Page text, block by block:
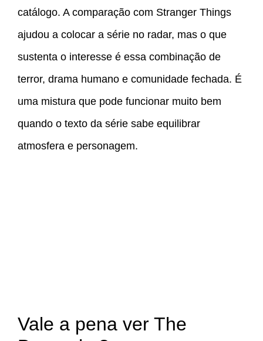
catálogo. A comparação com Stranger Things
ajudou a colocar a série no radar, mas o que
sustenta o interesse é essa combinação de
terror, drama humano e comunidade fechada. É
uma mistura que pode funcionar muito bem
quando o texto da série sabe equilibrar
atmosfera e personagem.
Vale a pena ver The